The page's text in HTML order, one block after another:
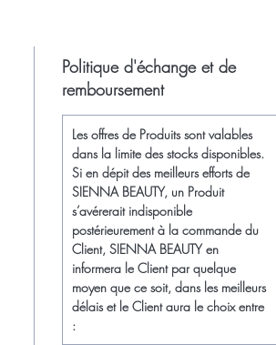
Politique d'échange et de
remboursement
Les offres de Produits sont valables
dans la limite des stocks disponibles.
Si en dépit des meilleurs efforts de
SIENNA BEAUTY, un Produit
s’avérerait indisponible
postérieurement à la commande du
Client, SIENNA BEAUTY en
informera le Client par quelque
moyen que ce soit, dans les meilleurs
délais et le Client aura le choix entre
: